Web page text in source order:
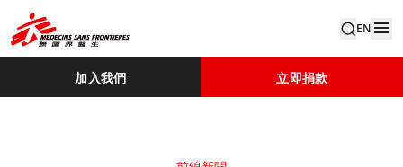
EN
加入我們 立即捐款